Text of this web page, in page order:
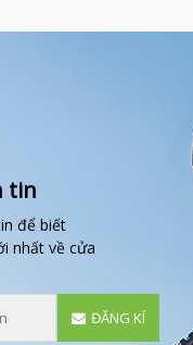
tin
để biết
nhất về cửa
ĐĂNG KÍ